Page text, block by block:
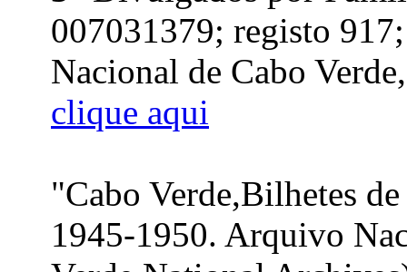
007031379; registo
Nacional de Cabo
clique aqui
"Cabo Verde,Bilhetes
1945-1950. Arquivo